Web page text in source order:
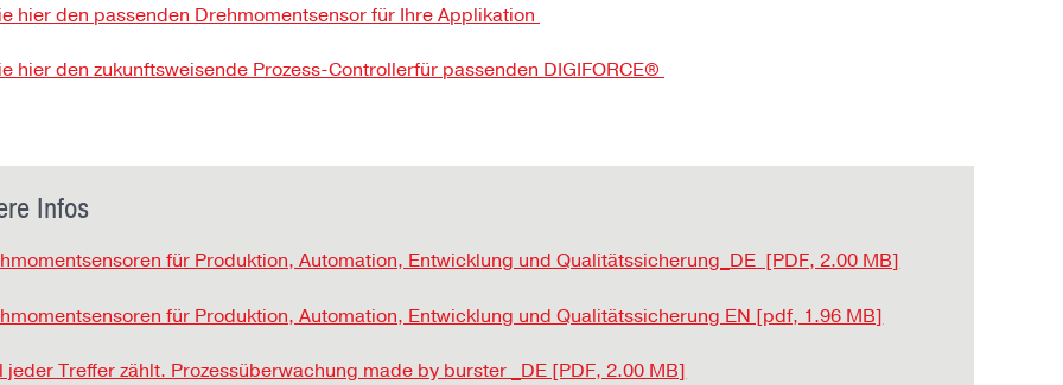
hier den passenden Drehmomentsensor für Ihre Applikation
hier den zukunftsweisende Prozess-Controllerfür passenden DIGIFORCE®
Infos
für Produktion, Automation, Entwicklung und Qualitätssicherung_DE [PDF, 2.00 MB]
für Produktion, Automation, Entwicklung und Qualitätssicherung EN [pdf, 1.96 MB]
jeder Treffer zählt. Prozessüberwachung made by burster _DE [PDF, 2.00 MB]